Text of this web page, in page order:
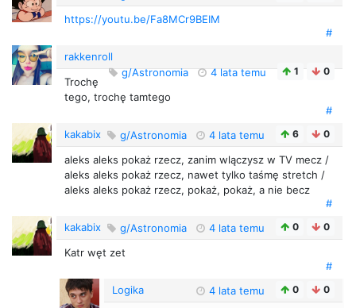
https://youtu.be/Fa8MCr9BEIM
#
rakkenroll
g/Astronomia
4 lata temu 1 0
Trochę
tego, trochę tamtego
#
kakabix
g/Astronomia 4 lata temu 6 0
aleks aleks pokaż rzecz, zanim wlączysz w TV mecz /
aleks aleks pokaż rzecz, nawet tylko taśmę stretch /
aleks aleks pokaż rzecz, pokaż, pokaż, a nie becz
#
kakabix
g/Astronomia 4 lata temu 0 0
Katr węt zet
#
Logika
4 lata temu 0 0